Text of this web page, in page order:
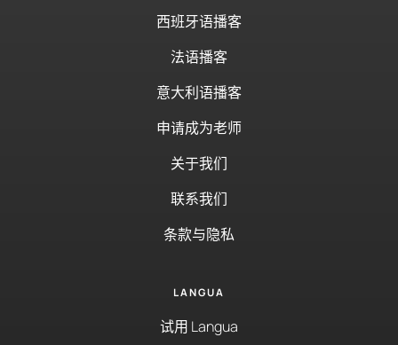
西班牙语播客
法语播客
意大利语播客
申请成为老师
关于我们
联系我们
条款与隐私
LANGUA
试用 Langua